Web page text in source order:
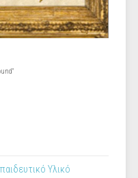
Υλικό